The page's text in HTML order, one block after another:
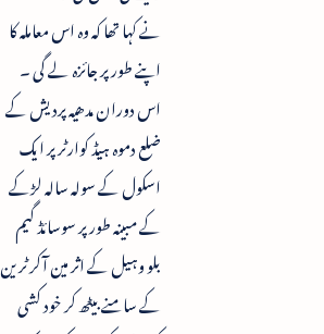
نے کہا تھا کہ وہ اس معاملہ کا
اپنے طور پر جائزہ لے گی ۔
اس دوران مدھیہ پردیش کے
ضلع دموہ ہیڈ کوارٹر پر ایک
اسکول کے سولہ سالہ لڑکے
کے مبینہ طورپر سوسائڈ گیم
بلو وہیل کے اثر مین آکر ٹرین
کے سامنے بیٹھ کر خود کشی